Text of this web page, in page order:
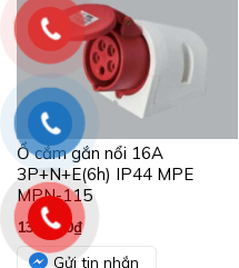
Ổ cắm gắn nổi 16A
3P+N+E(6h) IP44 MPE
MPN-115
131.300₫
Gửi tin nhắn